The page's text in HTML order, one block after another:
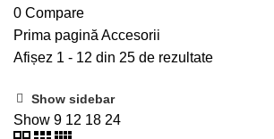
0 Compare
Prima pagină Accesorii
Afișez 1 - 12 din 25 de rezultate
Show sidebar
Show 9 12 18 24